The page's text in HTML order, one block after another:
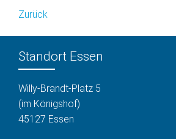
Zurück
Standort Essen
Willy-Brandt-Platz 5
(im Königshof)
45127 Essen